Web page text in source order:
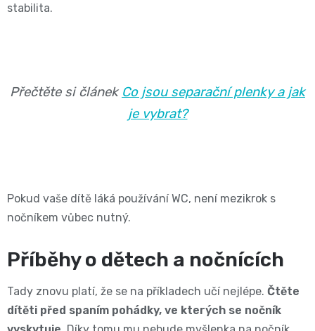
stabilita.
Přečtěte si článek Co jsou separační plenky a jak
je vybrat?
Pokud vaše dítě láká používání WC, není mezikrok s
nočníkem vůbec nutný.
Příběhy o dětech a nočnících
Tady znovu platí, že se na příkladech učí nejlépe. Čtěte
dítěti před spaním pohádky, ve kterých se nočník